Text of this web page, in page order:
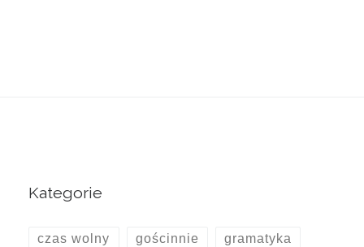
Kategorie
czas wolny gościnnie gramatyka